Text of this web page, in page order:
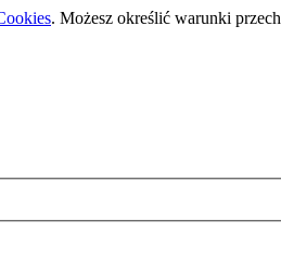
. Możesz określić warunki